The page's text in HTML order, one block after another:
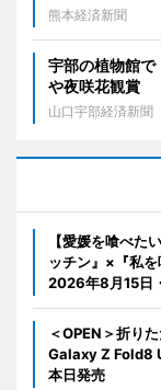
熊本経済新聞
宇部の植物館
や夜咲花観賞
山口宇部経済新聞
【愛媛を喰べた
ッチン』×『私
2026年8月15日
＜OPEN＞折り
Galaxy Z Fold8
本日発売